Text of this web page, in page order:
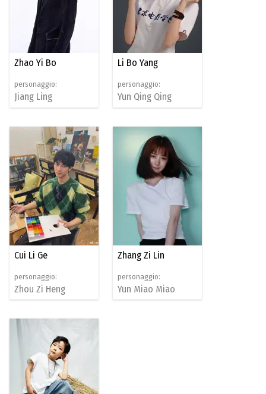
Zhao Yi Bo
personaggio:
Jiang Ling
Li Bo Yang
personaggio:
Yun Qing Qing
Cui Li Ge
personaggio:
Zhou Zi Heng
Zhang Zi Lin
personaggio:
Yun Miao Miao